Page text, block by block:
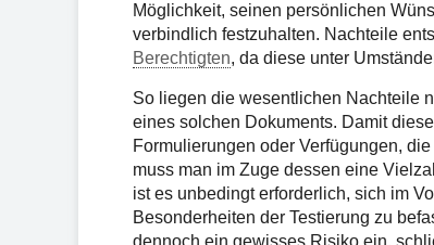
Möglichkeit, seinen persönlichen
verbindlich festzuhalten. Nachteile
Berechtigten, da diese unter
So liegen die wesentlichen Nachteile
eines solchen Dokuments. Damit
Formulierungen oder Verfügungen,
muss man im Zuge dessen eine
ist es unbedingt erforderlich, sich im
Besonderheiten der Testierung zu
dennoch ein gewisses Risiko ein,